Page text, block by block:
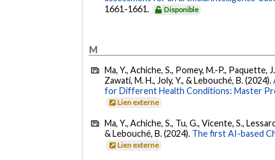
1661-1661.
Disponible
M
Ma, Y., Achiche, S., Pomey, M.-P., Paquette,
Zawati, M. H., Joly, Y., & Lebouché, B. (2024).
for Different Health Conditions: Master
Lien externe
Ma, Y., Achiche, S., Tu, G., Vicente, S.,
& Lebouché, B. (2024). The first AI-based
Lien externe